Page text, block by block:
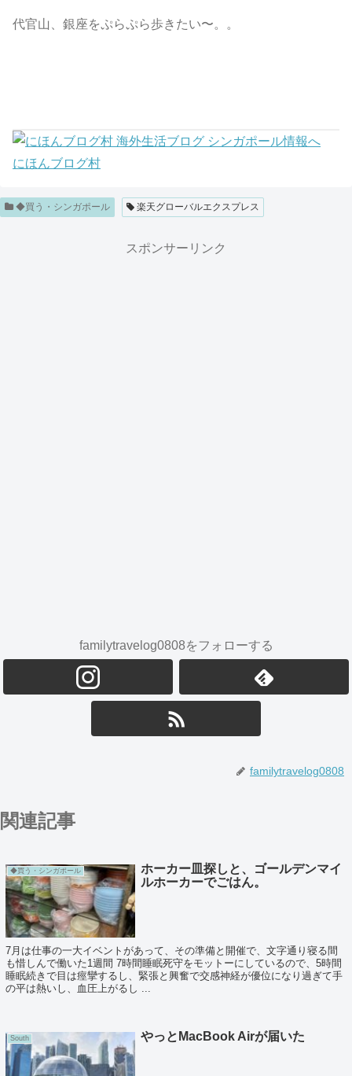
代官山、銀座をぷらぷら歩きたい〜。。
にほんブログ村
◆買う・シンガポール 楽天グローバルエクスプレス
スポンサーリンク
familytravelog0808をフォローする
familytravelog0808
関連記事
◆買う・シンガポール
ホーカー皿探しと、ゴールデンマイ
ルホーカーでごはん。
7月は仕事の一大イベントがあって、その準備と開催で、文字通り寝る間
も惜しんで働いた1週間 7時間睡眠死守をモットーにしているので、5時間
睡眠続きで目は痙攣するし、緊張と興奮で交感神経が優位になり過ぎて手
の平は熱いし、血圧上がるし ...
South やっとMacBook Airが届いた